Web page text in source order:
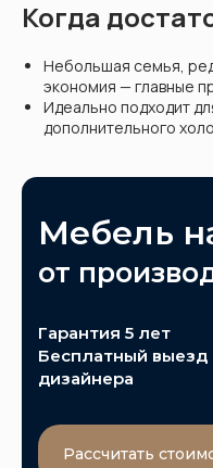
Когда
Небольшая семья,
экономия — главные
Идеально подходит
дополнительного
Мебель
от
Гарантия 5 лет
Бесплатный выезд
дизайнера
Рассчитать